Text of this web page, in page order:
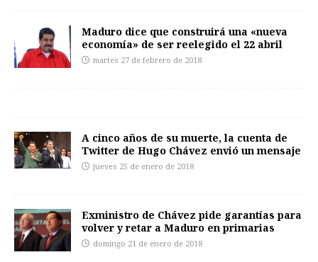
Maduro dice que construirá una «nueva
economía» de ser reelegido el 22 abril
martes 27 de febrero de 2018
A cinco años de su muerte, la cuenta de
Twitter de Hugo Chávez envió un mensaje
jueves 25 de enero de 2018
Exministro de Chávez pide garantías para
volver y retar a Maduro en primarias
domingo 21 de enero de 2018